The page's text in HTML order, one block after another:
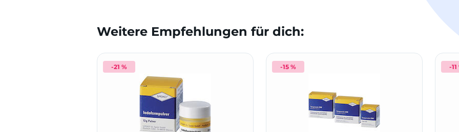
Weitere Empfehlungen für dich:
-21 % -15 % -11